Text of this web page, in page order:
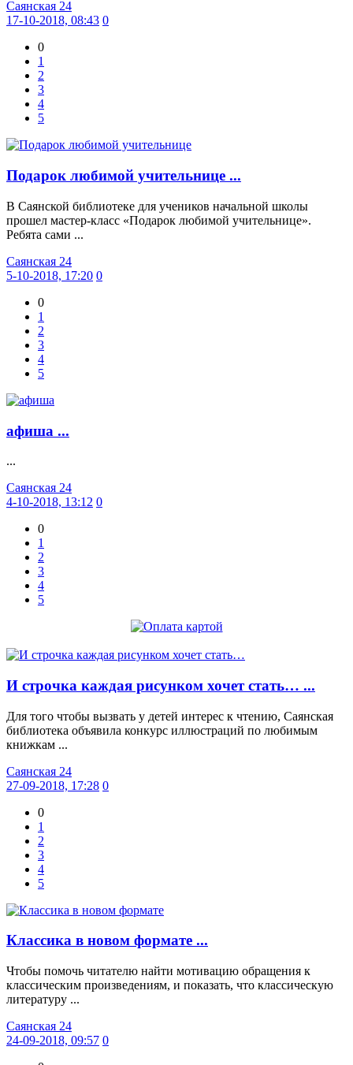
Саянская 24
17-10-2018, 08:43 0
0
1
2
3
4
5
Подарок любимой учительнице ...
В Саянской библиотеке для учеников начальной школы
прошел мастер-класс «Подарок любимой учительнице».
Ребята сами ...
Саянская 24
5-10-2018, 17:20 0
0
1
2
3
4
5
афиша ...
...
Саянская 24
4-10-2018, 13:12 0
0
1
2
3
4
5
И строчка каждая рисунком хочет стать… ...
Для того чтобы вызвать у детей интерес к чтению, Саянская
библиотека объявила конкурс иллюстраций по любимым
книжкам ...
Саянская 24
27-09-2018, 17:28 0
0
1
2
3
4
5
Классика в новом формате ...
Чтобы помочь читателю найти мотивацию обращения к
классическим произведениям, и показать, что классическую
литературу ...
Саянская 24
24-09-2018, 09:57 0